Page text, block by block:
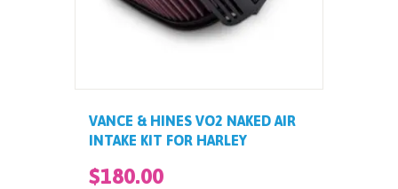
VANCE & HINES VO2 NAKED AIR
INTAKE KIT FOR HARLEY
$180.00